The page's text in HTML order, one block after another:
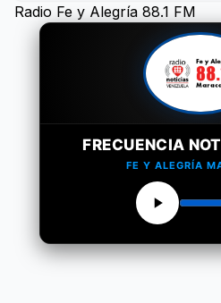
Radio Fe y Alegría 88.1 FM
FRECUENCIA
FE Y ALEGRÍA